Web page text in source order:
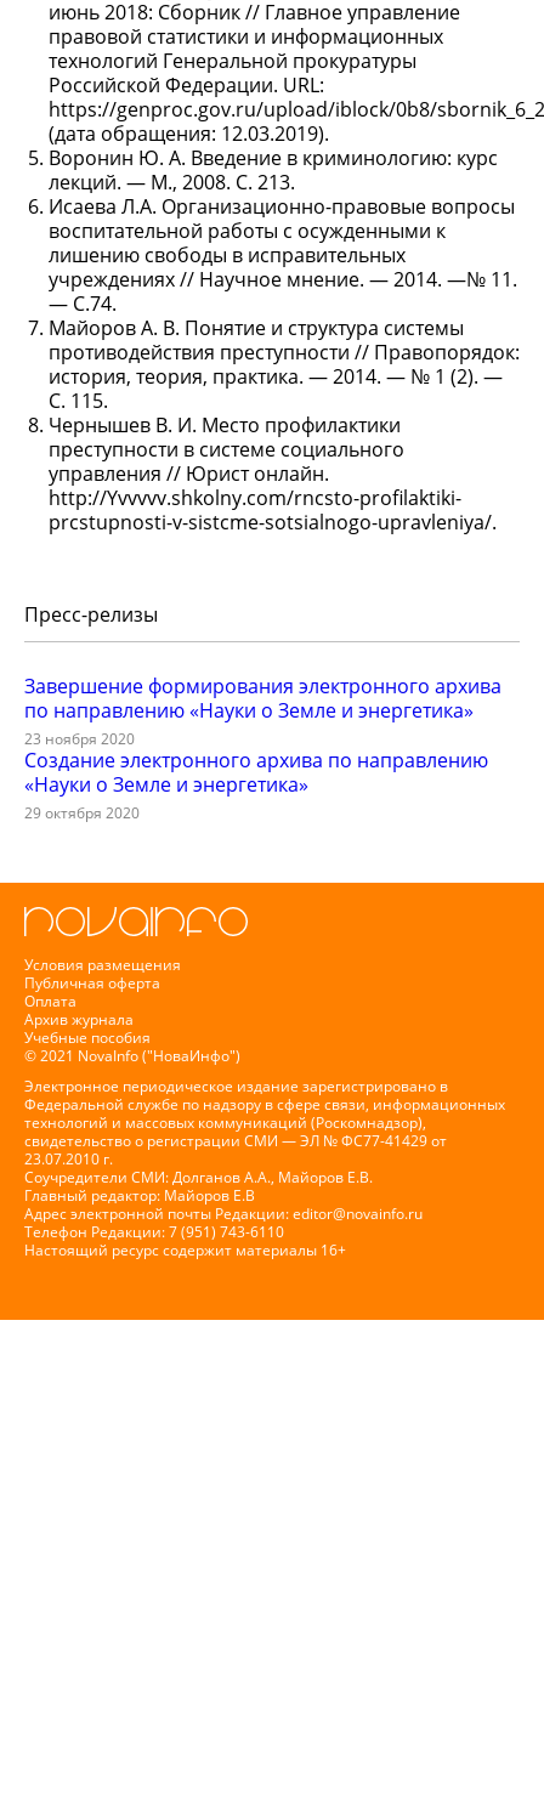
июнь 2018: Сборник // Главное управление
правовой статистики и информационных
технологий Генеральной прокуратуры
Российской Федерации. URL:
https://genproc.gov.ru/upload/iblock/0b8/
(дата обращения: 12.03.2019).
Воронин Ю. А. Введение в криминологию: курс
лекций. — М., 2008. С. 213.
Исаева Л.А. Организационно-правовые вопросы
воспитательной работы с осужденными к
лишению свободы в исправительных
учреждениях // Научное мнение. — 2014. —№ 11.
— С.74.
Майоров А. В. Понятие и структура системы
противодействия преступности // Правопорядок:
история, теория, практика. — 2014. — № 1 (2). —
С. 115.
Чернышев В. И. Место профилактики
преступности в системе социального
управления // Юрист онлайн.
http://Yvvvvv.shkolny.com/rncsto-profilaktiki-
prcstupnosti-v-sistcme-sotsialnogo-upravleniya/.
Пресс-релизы
Завершение формирования электронного архива
по направлению «Науки о Земле и энергетика»
23 ноября 2020
Создание электронного архива по направлению
«Науки о Земле и энергетика»
29 октября 2020
Условия размещения
Публичная оферта
Оплата
Архив журнала
Учебные пособия
© 2021 NovaInfo ("НоваИнфо")
Электронное периодическое издание зарегистрировано в
Федеральной службе по надзору в сфере связи, информационных
технологий и массовых коммуникаций (Роскомнадзор),
свидетельство о регистрации СМИ — ЭЛ № ФС77-41429 от
23.07.2010 г.
Соучредители СМИ: Долганов А.А., Майоров Е.В.
Главный редактор: Майоров Е.В
Адрес электронной почты Редакции:editor@novainfo.ru
Телефон Редакции: 7 (951) 743-6110
Настоящий ресурс содержит материалы 16+